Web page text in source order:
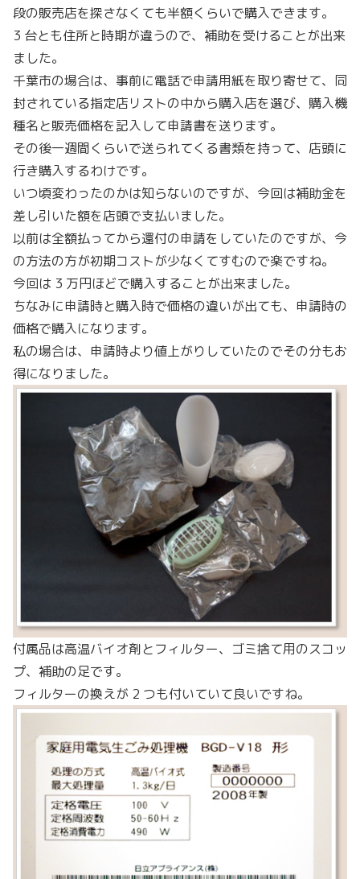
段の販売店を探さなくても半額くらいで購入できます。
3 台とも住所と時期が違うので、補助を受けることが出来
ました。
千葉市の場合は、事前に電話で申請用紙を取り寄せて、同
封されている指定店リストの中から購入店を選び、購入機
種名と販売価格を記入して申請書を送ります。
その後一週間くらいで送られてくる書類を持って、店頭に
行き購入するわけです。
いつ頃変わったのかは知らないのですが、今回は補助金を
差し引いた額を店頭で支払いました。
以前は全額払ってから還付の申請をしていたのですが、今
の方法の方が初期コストが少なくてすむので楽ですね。
今回は 3 万円ほどで購入することが出来ました。
ちなみに申請時と購入時で価格の違いが出ても、申請時の
価格で購入になります。
私の場合は、申請時より値上がりしていたのでその分もお
得になりました。
付属品は高温バイオ剤とフィルター、ゴミ捨て用のスコッ
プ、補助の足です。
フィルターの換えが 2 つも付いていて良いですね。